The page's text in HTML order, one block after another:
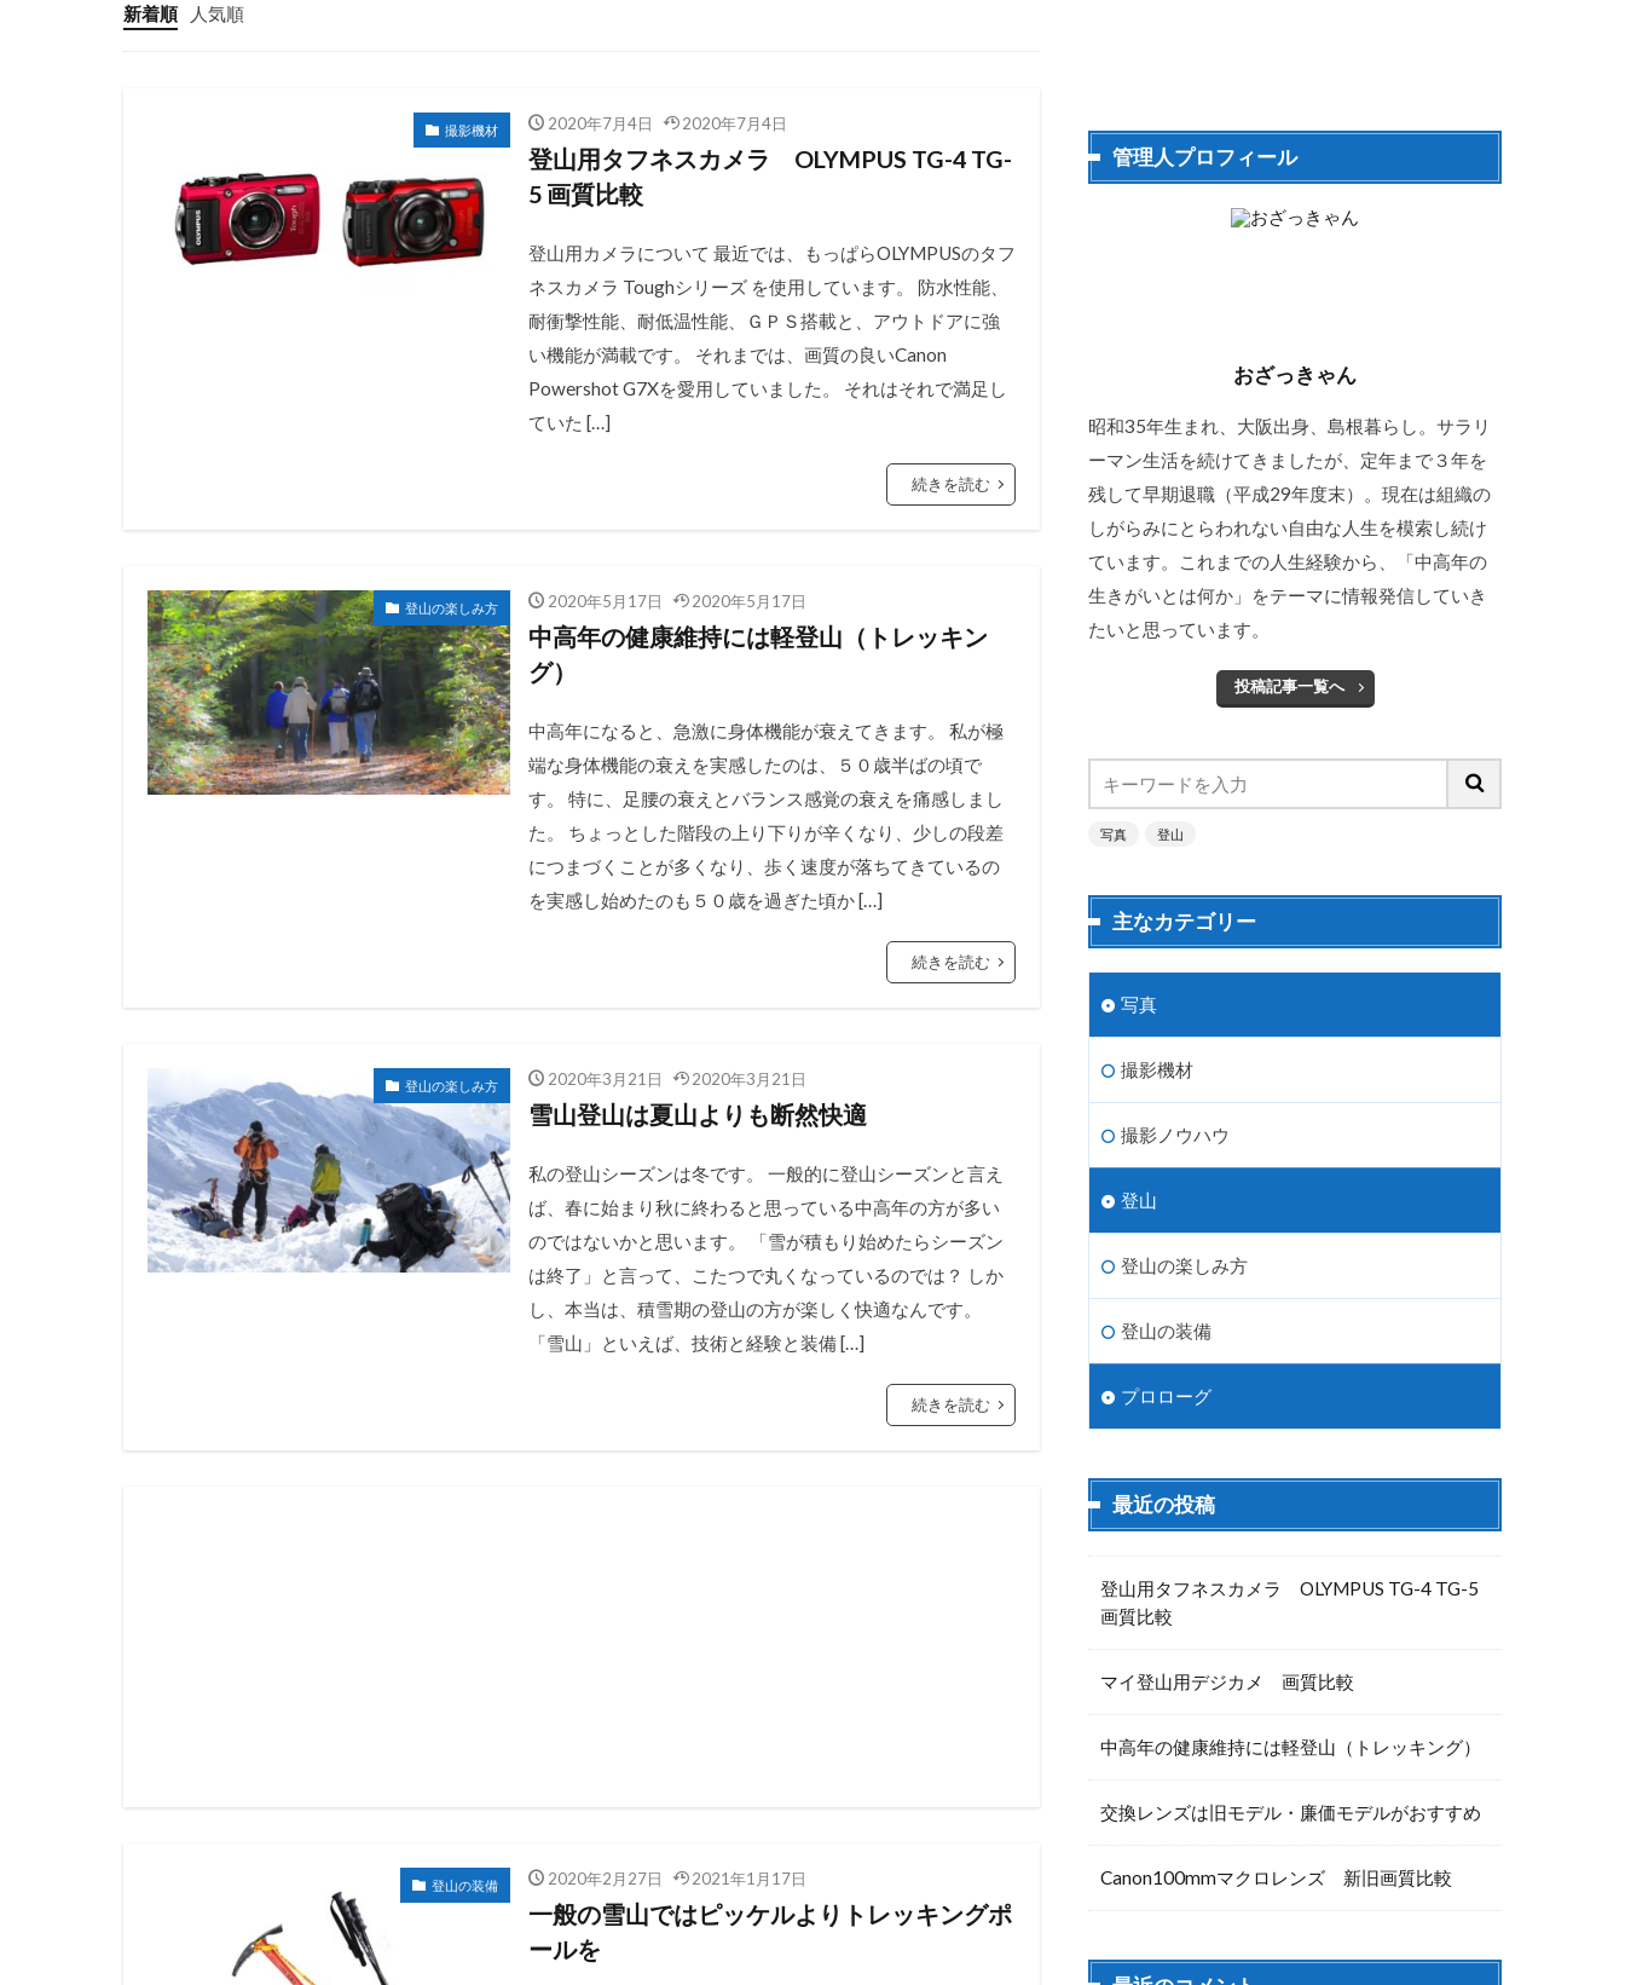
新着順 人気順
撮影機材 2020年7月4日 2020年7月4日
登山用タフネスカメラ OLYMPUS TG-4 TG-
5 画質比較
登山用カメラについて 最近では、もっぱらOLYMPUSのタフ
ネスカメラ Toughシリーズ を使用しています。 防水性能、
耐衝撃性能、耐低温性能、ＧＰＳ搭載と、アウトドアに強
い機能が満載です。 それまでは、画質の良いCanon
Powershot G7Xを愛用していました。 それはそれで満足し
ていた […]
続きを読む
登山の楽しみ方 2020年5月17日 2020年5月17日
中高年の健康維持には軽登山（トレッキン
グ）
中高年になると、急激に身体機能が衰えてきます。 私が極
端な身体機能の衰えを実感したのは、５０歳半ばの頃で
す。 特に、足腰の衰えとバランス感覚の衰えを痛感しまし
た。 ちょっとした階段の上り下りが辛くなり、少しの段差
につまづくことが多くなり、歩く速度が落ちてきているの
を実感し始めたのも５０歳を過ぎた頃か […]
続きを読む
登山の楽しみ方 2020年3月21日 2020年3月21日
雪山登山は夏山よりも断然快適
私の登山シーズンは冬です。 一般的に登山シーズンと言え
ば、春に始まり秋に終わると思っている中高年の方が多い
のではないかと思います。 「雪が積もり始めたらシーズン
は終了」と言って、こたつで丸くなっているのでは？ しか
し、本当は、積雪期の登山の方が楽しく快適なんです。
「雪山」といえば、技術と経験と装備 […]
続きを読む
登山の装備 2020年2月27日 2021年1月17日
一般の雪山ではピッケルよりトレッキングポ
ールを
管理人プロフィール
おざっきゃん
昭和35年生まれ、大阪出身、島根暮らし。サラリ
ーマン生活を続けてきましたが、定年まで３年を
残して早期退職（平成29年度末）。現在は組織の
しがらみにとらわれない自由な人生を模索し続け
ています。これまでの人生経験から、「中高年の
生きがいとは何か」をテーマに情報発信していき
たいと思っています。
投稿記事一覧へ
写真 登山
主なカテゴリー
写真
撮影機材
撮影ノウハウ
登山
登山の楽しみ方
登山の装備
プロローグ
最近の投稿
登山用タフネスカメラ OLYMPUS TG-4 TG-5
画質比較
マイ登山用デジカメ 画質比較
中高年の健康維持には軽登山（トレッキング）
交換レンズは旧モデル・廉価モデルがおすすめ
Canon100mmマクロレンズ 新旧画質比較